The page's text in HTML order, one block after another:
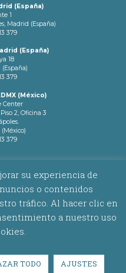
(España)
1
Madrid (España)
379
(España)
18
379
(México)
Center
2, Oficina 3
(México)
379
los derechos reservados.
su experiencia de
o contenidos
tráfico. Al hacer clic en
a nuestro uso
TODO AJUSTES